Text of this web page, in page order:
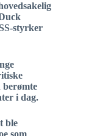
styrker
berømte
i dag.
ble